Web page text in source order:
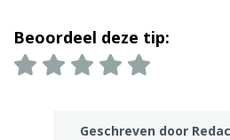
Beoordeel deze tip:
Geschreven door